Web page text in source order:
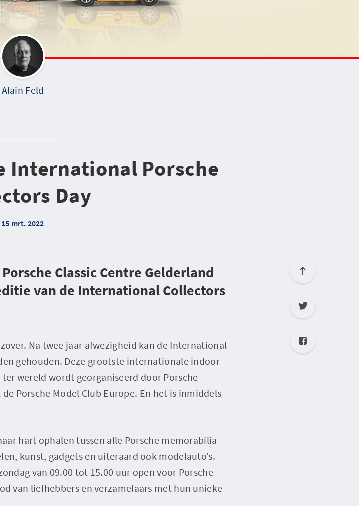
Alain Feld
International Porsche
Day
15 mrt. 2022
Classic Centre Gelderland
van de International Collectors
Na twee jaar afwezigheid kan de International
gehouden. Deze grootste internationale indoor
wereld wordt georganiseerd door Porsche
Porsche Model Club Europe. En het is inmiddels
hart ophalen tussen alle Porsche memorabilia
kunst, gadgets en uiteraard ook modelauto’s.
van 09.00 tot 15.00 uur open voor Porsche
van liefhebbers en verzamelaars met hun unieke